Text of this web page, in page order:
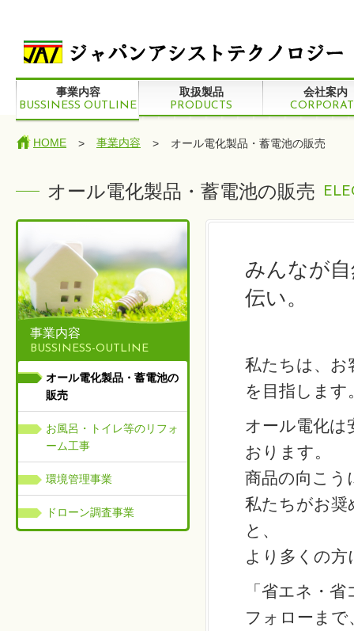
事業内容
BUSSINESS OUTLINE
取扱製品
PRODUCTS
会社案内
HOME > 事業内容 > オール電化製品・蓄電池の販売
オール電化製品・蓄電池の販売
みんなが
伝い。
私たちは、お
を目指します
オール電化は
おります。
商品の向こう
私たちがお奨
と、
より多くの
「省エネ・
フォローまで
事業内容
BUSSINESS-OUTLINE
オール電化製品・蓄電池の
販売
お風呂・トイレ等のリフォ
ーム工事
環境管理事業
ドローン調査事業